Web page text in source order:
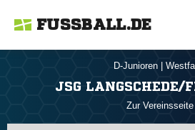
FUSSBALL.DE
D-Junioren
JSG LANGSCHEDE/
Zur Vereinsseite